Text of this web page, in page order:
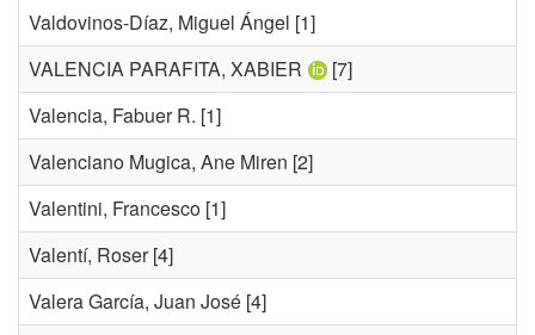
Valdovinos-Díaz, Miguel Ángel [1]
VALENCIA PARAFITA, XABIER
[7]
Valencia, Fabuer R. [1]
Valenciano Mugica, Ane Miren [2]
Valentini, Francesco [1]
Valentí, Roser[4]
Valera García, Juan José [4]